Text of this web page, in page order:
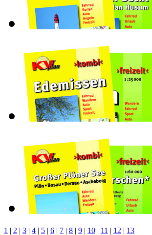
1 | 2 | 3 | 4 | 5 | 6 | 7 | 8 | 9 | 10 | 11 | 12 | 13